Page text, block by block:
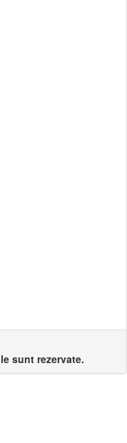
sunt rezervate.